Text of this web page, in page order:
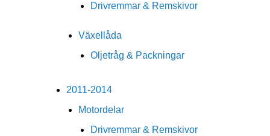
Drivremmar & Remskivor
Växellåda
Oljetråg & Packningar
2011-2014
Motordelar
Drivremmar & Remskivor